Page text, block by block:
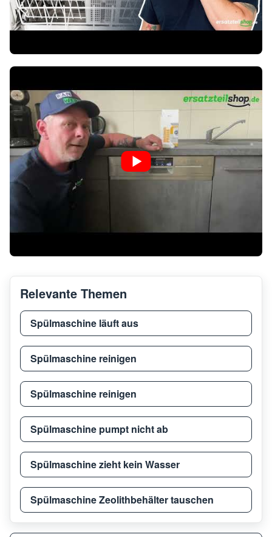
Relevante Themen
Spülmaschine läuft aus
Spülmaschine reinigen
Spülmaschine reinigen
Spülmaschine pumpt nicht ab
Spülmaschine zieht kein Wasser
Spülmaschine Zeolithbehälter tauschen